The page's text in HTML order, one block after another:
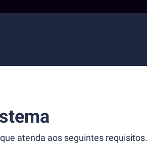
atenda aos seguintes requisitos.